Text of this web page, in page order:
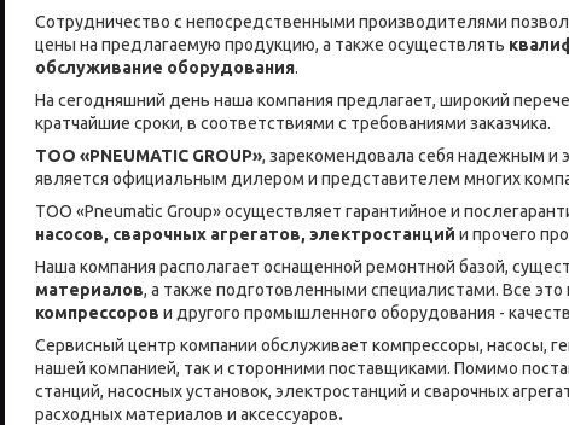
Сотрудничество с непосредственными производителями
цены на предлагаемую продукцию, а также осуществлять
обслуживание оборудования.
На сегодняшний день наша компания предлагает, широкий
кратчайшие сроки, в соответствиями с требованиями заказчика.
ТОО «PNEUMATIC GROUP», зарекомендовала себя надежным
является официальным дилером и представителем многих
ТОО «Pneumatic Group» осуществляет гарантийное и
насосов, сварочных агрегатов, электростанций и прочего
Наша компания располагает оснащенной ремонтной базой,
материалов, а также подготовленными специалистами. Все
компрессоров и другого промышленного оборудования -
Сервисный центр компании обслуживает компрессоры, насосы,
нашей компанией, так и сторонними поставщиками. Помимо
станций, насосных установок, электростанций и сварочных
расходных материалов и аксессуаров.